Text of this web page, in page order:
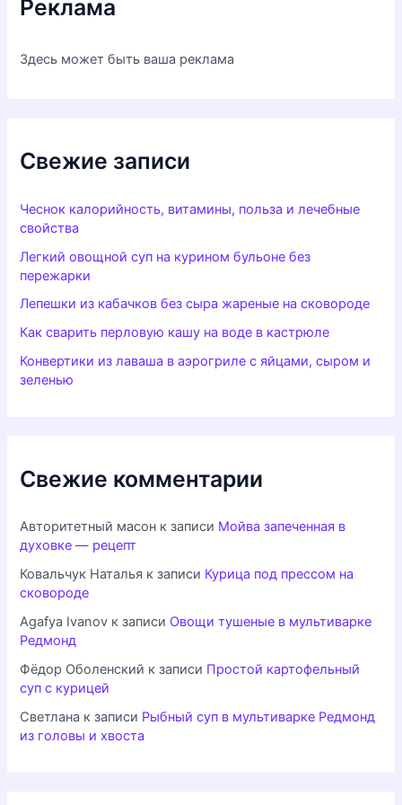
Реклама
Здесь может быть ваша реклама
Свежие записи
Чеснок калорийность, витамины, польза и лечебные
свойства
Легкий овощной суп на курином бульоне без
пережарки
Лепешки из кабачков без сыра жареные на сковороде
Как сварить перловую кашу на воде в кастрюле
Конвертики из лаваша в аэрогриле с яйцами, сыром и
зеленью
Свежие комментарии
Авторитетный масон к записи Мойва запеченная в
духовке — рецепт
Ковальчук Наталья к записи Курица под прессом на
сковороде
Agafya Ivanov к записи Овощи тушеные в мультиварке
Редмонд
Фёдор Оболенский к записи Простой картофельный
суп с курицей
Светлана к записи Рыбный суп в мультиварке Редмонд
из головы и хвоста